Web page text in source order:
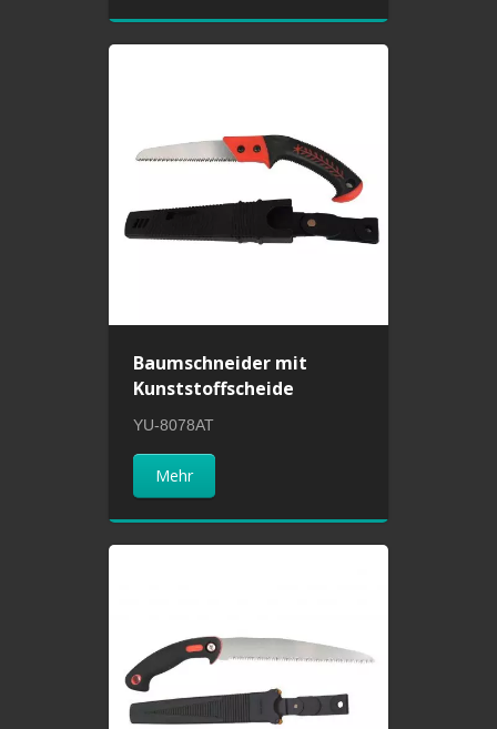
Baumschneider mit
Kunststoffscheide
YU-8078AT
Mehr